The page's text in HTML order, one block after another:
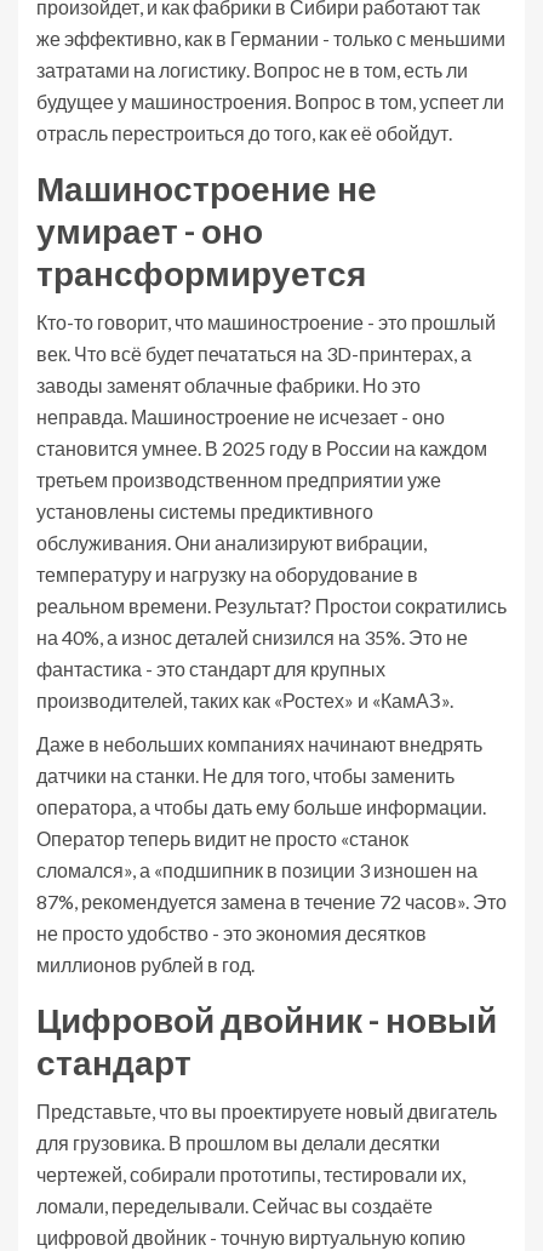
произойдет, и как фабрики в Сибири работают так
же эффективно, как в Германии - только с меньшими
затратами на логистику. Вопрос не в том, есть ли
будущее у машиностроения. Вопрос в том, успеет ли
отрасль перестроиться до того, как её обойдут.
Машиностроение не
умирает - оно
трансформируется
Кто-то говорит, что машиностроение - это прошлый
век. Что всё будет печататься на 3D-принтерах, а
заводы заменят облачные фабрики. Но это
неправда. Машиностроение не исчезает - оно
становится умнее. В 2025 году в России на каждом
третьем производственном предприятии уже
установлены системы предиктивного
обслуживания. Они анализируют вибрации,
температуру и нагрузку на оборудование в
реальном времени. Результат? Простои сократились
на 40%, а износ деталей снизился на 35%. Это не
фантастика - это стандарт для крупных
производителей, таких как «Ростех» и «КамАЗ».
Даже в небольших компаниях начинают внедрять
датчики на станки. Не для того, чтобы заменить
оператора, а чтобы дать ему больше информации.
Оператор теперь видит не просто «станок
сломался», а «подшипник в позиции 3 изношен на
87%, рекомендуется замена в течение 72 часов». Это
не просто удобство - это экономия десятков
миллионов рублей в год.
Цифровой двойник - новый
стандарт
Представьте, что вы проектируете новый двигатель
для грузовика. В прошлом вы делали десятки
чертежей, собирали прототипы, тестировали их,
ломали, переделывали. Сейчас вы создаёте
цифровой двойник - точную виртуальную копию